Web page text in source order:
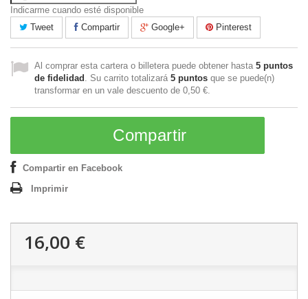
Indicarme cuando esté disponible
Tweet
Compartir Google+ Pinterest
Al comprar esta cartera o billetera puede obtener hasta 5 puntos
de fidelidad . Su carrito totalizará 5 puntos que se puede(n)
transformar en un vale descuento de 0,50 €.
Compartir
Compartir en Facebook
Imprimir
16,00 €